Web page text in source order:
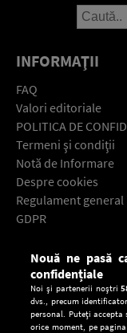
INFORMAŢII
FAQ
Valori editoriale
POLITICA DE
Termeni şi condiţii
Notă de Informare
Despre cookies
Regulament general
GDPR
Descarcă gratuit
Nouă ne pasă
confidențiale
Noi și partenerii noștri
dvs., precum
personal. Puteți
orice moment, pe